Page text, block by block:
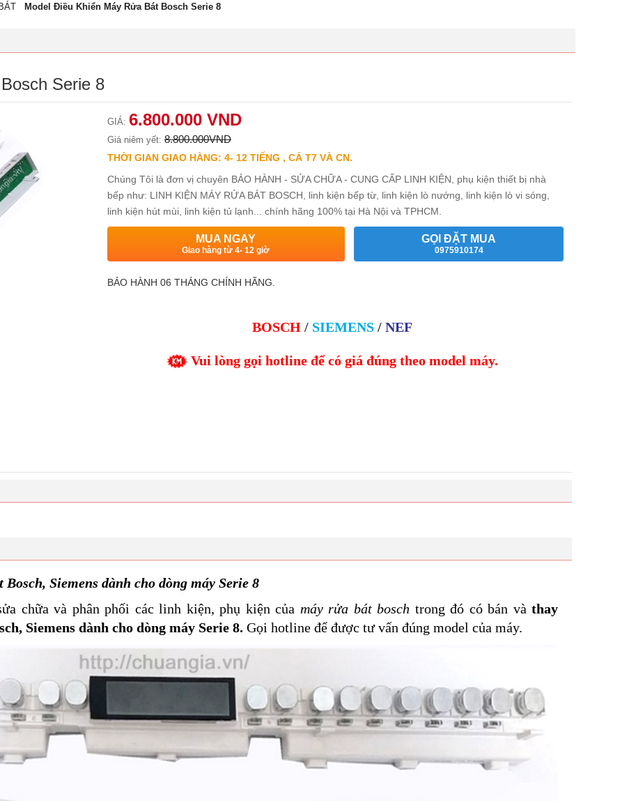
Model Điều Khiển Máy Rửa Bát Bosch Serie 8
Serie 8
GIÁ: 6.800.000 VND
Giá niêm yết: 8.800.000VND
THỜI GIAN GIAO HÀNG: 4- 12 TIẾNG , CẢ T7 VÀ CN.
Chúng Tôi là đơn vị chuyên BẢO HÀNH - SỬA CHỮA - CUNG CẤP LINH KIỆN, phụ kiện thiết bị nhà
bếp như: LINH KIỆN MÁY RỬA BÁT BOSCH, linh kiện bếp từ, linh kiện lò nướng, linh kiện lò vi sóng,
linh kiện hút mùi, linh kiện tủ lạnh... chính hãng 100% tại Hà Nội và TPHCM.
MUA NGAY
Giao hàng từ 4- 12 giờ
GỌI ĐẶT MUA
0975910174
BẢO HÀNH 06 THÁNG CHÍNH HÃNG.
BOSCH/ SIEMENS/ NEF
Vui lòng gọi hotline để có giá đúng theo model máy.
Siemens dành cho dòng máy Serie 8
chữa và phân phối các linh kiện, phụ kiện của máy rửa bát bosch trong đó có bán và thay
Siemens dành cho dòng máy Serie 8. Gọi hotline để được tư vấn đúng model của máy.